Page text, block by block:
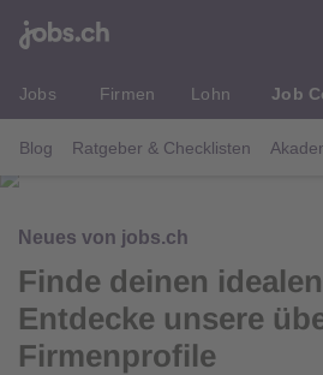
Jobs Firmen Lohn Job
Blog Ratgeber & Checklisten
Neues von jobs.ch
Finde deinen
Entdecke unsere
Firmenprofile